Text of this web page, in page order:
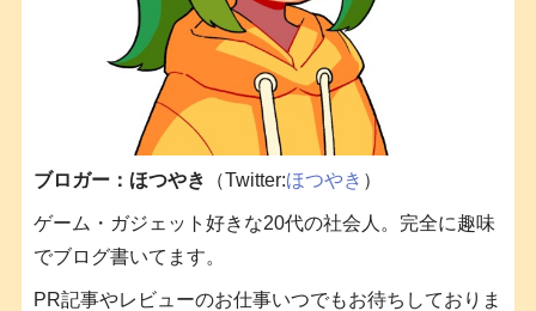
ブロガー：ほつやき （Twitter:ほつやき ）
ゲーム・ガジェット好きな20代の社会人。完全に趣味
でブログ書いてます。
PR記事やレビューのお仕事いつでもお待ちしておりま